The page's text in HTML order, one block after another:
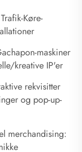
Køre-
maskiner
kreative IP'er
rekvisitter
og pop-up-
merchandising: